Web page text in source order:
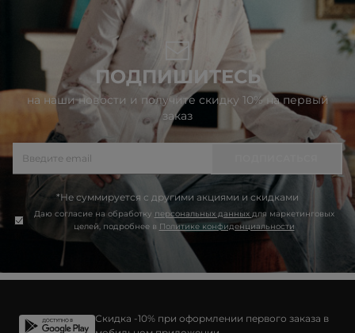
ПОДПИШИТЕСЬ
на наши новости и получите скидку 10% на первый
заказ
*Не суммируется с другими акциями и скидками
Даю согласие на обработку персональных данных для маркетинговых
целей, подробнее в Политике конфиденциальности
Скидка -10% при оформлении первого заказа в